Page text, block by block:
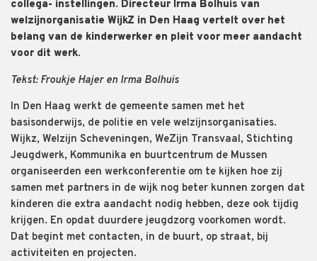
collega- instellingen. Directeur Irma Bolhuis van
welzijnorganisatie WijkZ in Den Haag vertelt over het
belang van de kinderwerker en pleit voor meer aandacht
voor dit werk.
Tekst: Froukje Hajer en Irma Bolhuis
In Den Haag werkt de gemeente samen met het
basisonderwijs, de politie en vele welzijnsorganisaties.
Wijkz, Welzijn Scheveningen, WeZijn Transvaal, Stichting
Jeugdwerk, Kommunika en buurtcentrum de Mussen
organiseerden een werkconferentie om te kijken hoe zij
samen met partners in de wijk nog beter kunnen zorgen dat
kinderen die extra aandacht nodig hebben, deze ook tijdig
krijgen. En opdat duurdere jeugdzorg voorkomen wordt.
Dat begint met contacten, in de buurt, op straat, bij
activiteiten en projecten.